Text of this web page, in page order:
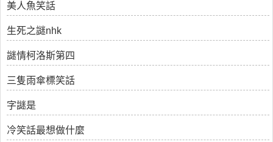
美人魚笑話
生死之謎nhk
謎情柯洛斯第四
三隻雨傘標笑話
字謎是
冷笑話最想做什麼